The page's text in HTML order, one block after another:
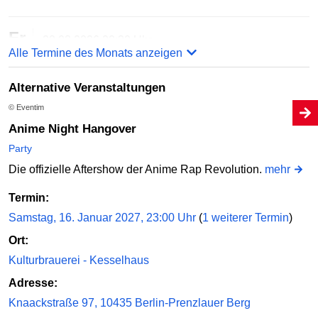
Fr
Berlin Pubcrawl - Shots, Games & Party
Simon Dachstraße 32
Sa 29.08.2026 20:30 Uhr
Berlin Pubcrawl - Shots, Games & Party
Simon Dachstraße 32
Fr 04.09.2026 20:30 Uhr
Alle Termine des Monats anzeigen
Alternative Veranstaltungen
© Eventim
Anime Night Hangover
Party
Die offizielle Aftershow der Anime Rap Revolution. mehr
Termin:
Samstag, 16. Januar 2027, 23:00 Uhr (1 weiterer Termin)
Ort:
Kulturbrauerei - Kesselhaus
Adresse:
Knaackstraße 97, 10435 Berlin-Prenzlauer Berg